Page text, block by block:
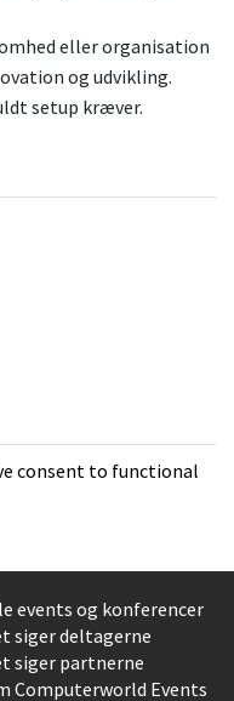
eller organisation
og udvikling.
setup kræver.
consent to functional
events og konferencer
siger deltagerne
siger partnerne
Computerworld Events